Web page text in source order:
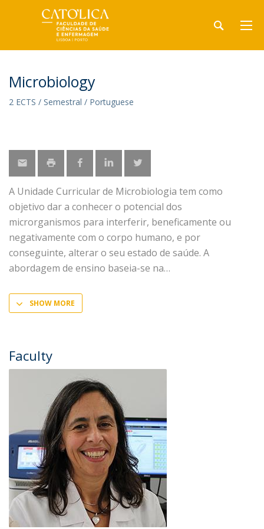
Microbiology
2 ECTS / Semestral / Portuguese
A Unidade Curricular de Microbiologia tem como
objetivo dar a conhecer o potencial dos
microrganismos para interferir, beneficamente ou
negativamente com o corpo humano, e por
conseguinte, alterar o seu estado de saúde. A
abordagem de ensino baseia-se na
SHOW MORE
Faculty